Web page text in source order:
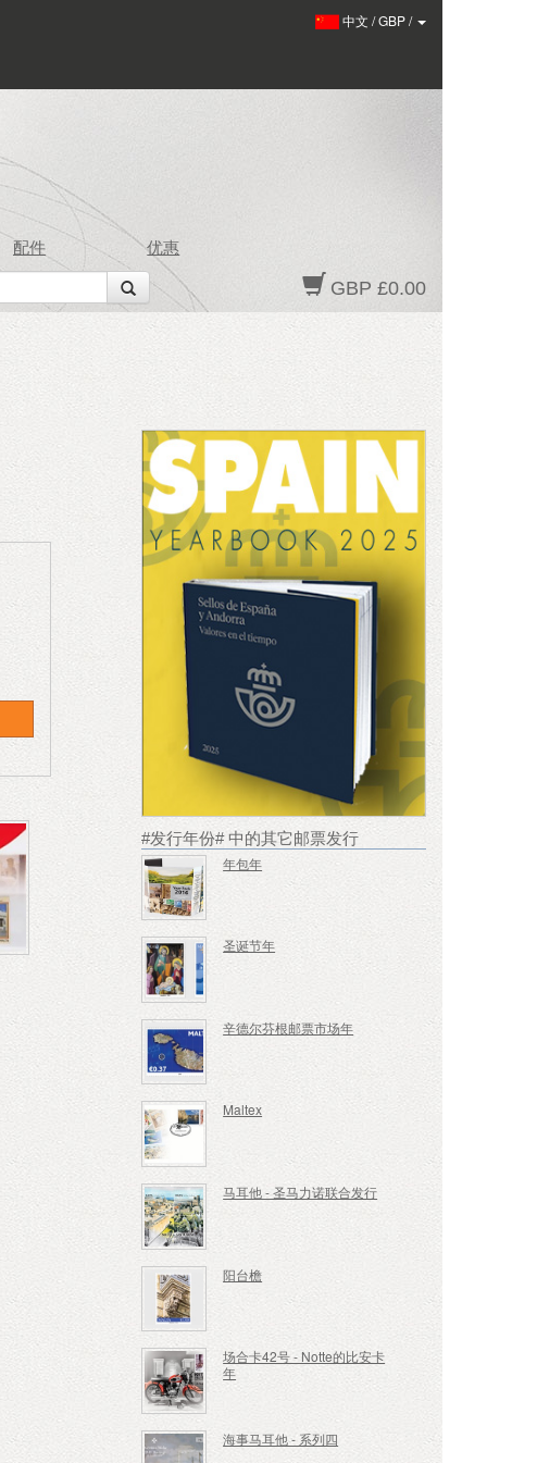
中文 /GBP/
配件 优惠
GBP £0.00
#发行年份# 中的其它邮票发行
年包年
圣诞节年
辛德尔芬根邮票市场年
Maltex
马耳他 - 圣马力诺联合发行
阳台檐
场合卡42号 - Notte的比安卡
年
海事马耳他 - 系列四